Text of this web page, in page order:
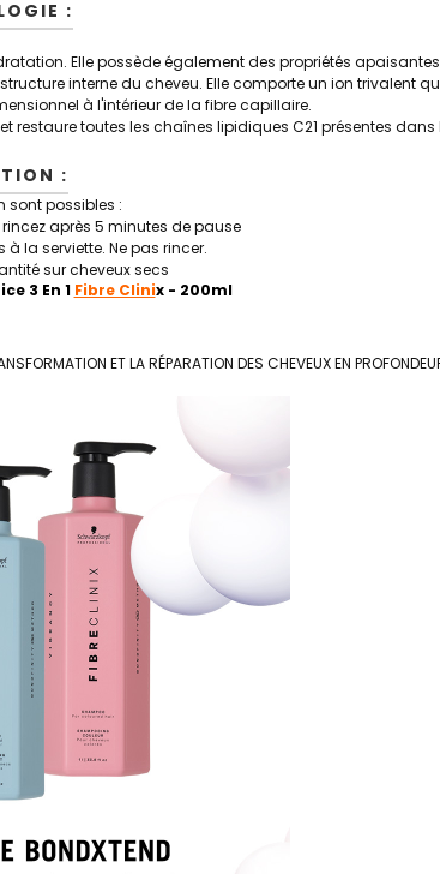
:
Elle possède également des propriétés
interne du cheveu. Elle comporte un ion trivalent
à l'intérieur de la fibre capillaire.
toutes les chaînes lipidiques C21 présentes
:
sont possibles :
après 5 minutes de pause
à la serviette. Ne pas rincer.
sur cheveux secs
3 En 1 Fibre Clinix- 200ml
ET LA RÉPARATION DES CHEVEUX EN